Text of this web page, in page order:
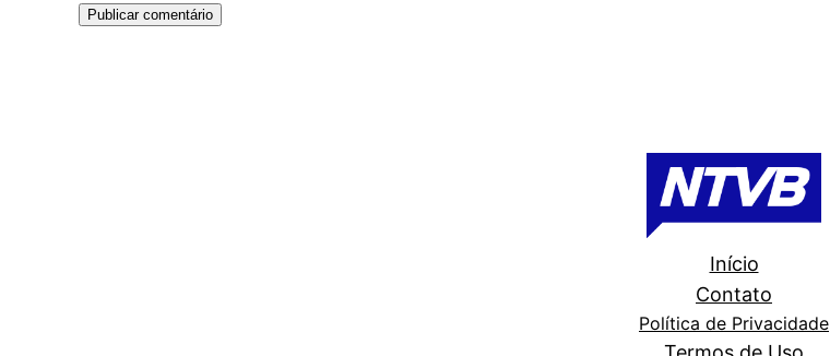
Início
Contato
Política de Privacidade